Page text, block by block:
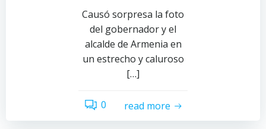
Causó sorpresa la foto
del gobernador y el
alcalde de Armenia en
un estrecho y caluroso
[…]
0 read more